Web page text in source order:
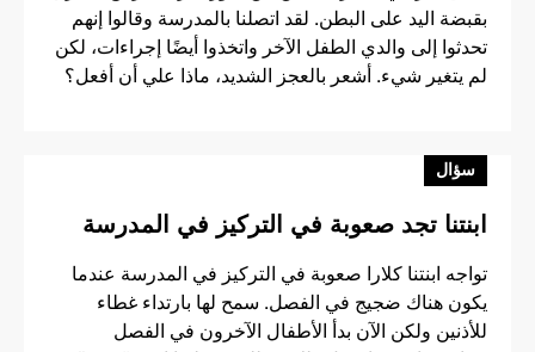
بقبضة اليد على البطن. لقد اتصلنا بالمدرسة وقالوا إنهم
تحدثوا إلى والدي الطفل الآخر واتخذوا أيضًا إجراءات، لكن
لم يتغير شيء. أشعر بالعجز الشديد، ماذا علي أن أفعل؟
سؤال
ابنتنا تجد صعوبة في التركيز في المدرسة
تواجه ابنتنا كلارا صعوبة في التركيز في المدرسة عندما
يكون هناك ضجيج في الفصل. سمح لها بارتداء غطاء
للأذنين ولكن الآن بدأ الأطفال الآخرون في الفصل